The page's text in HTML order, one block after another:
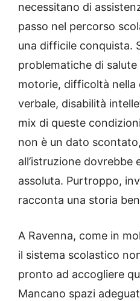
necessitano di
passo nel percorso
una difficile conquista.
problematiche di
motorie, difficoltà nella
verbale, disabilità
mix di queste
non è un dato scontato,
all’istruzione dovrebbe
assoluta. Purtroppo,
racconta una storia
A Ravenna, come in
il sistema scolastico
pronto ad accogliere
Mancano spazi